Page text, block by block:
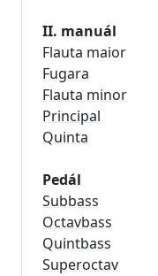
II. manuál
Flauta maior
Fugara
Flauta minor
Principal
Quinta
Pedál
Subbass
Octavbass
Quintbass
Superoctav